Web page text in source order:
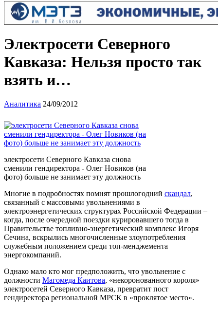
Электросети Северного
Кавказа: Нельзя просто так
взять и…
Аналитика 24/09/2012
электросети Северного Кавказа снова
сменили гендиректора - Олег Новиков (на
фото) больше не занимает эту должность
Многие в подробностях помнят прошлогодний скандал,
связанный с массовыми увольнениями в
электроэнергетических структурах Российской Федерации –
когда, после очередной поездки курировавшего тогда в
Правительстве топливно-энергетический комплекс Игоря
Сечина, вскрылись многочисленные злоупотребления
служебным положением среди топ-менджемента
энергокомпаний.
Однако мало кто мог предположить, что увольнение с
должности Магомеда Каитова, «некоронованного короля»
электросетей Северного Кавказа, превратит пост
гендиректора региональной МРСК в «проклятое место».